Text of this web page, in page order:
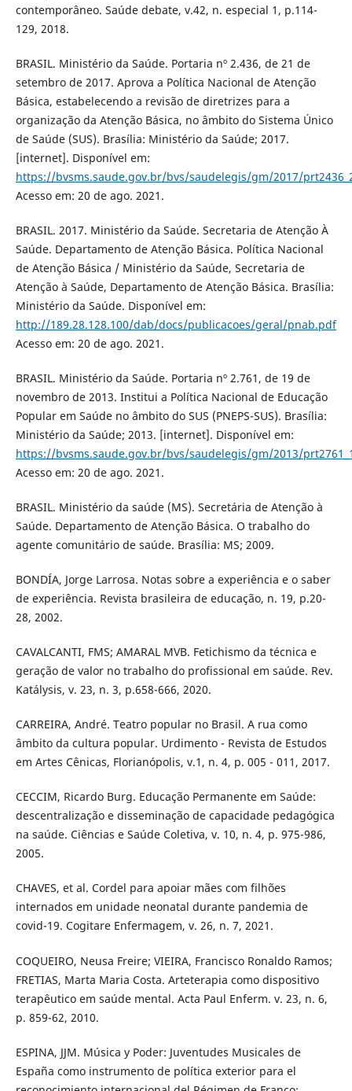
contemporâneo. Saúde debate, v.42, n. especial 1, p.114-
129, 2018.
BRASIL. Ministério da Saúde. Portaria nº 2.436, de 21 de
setembro de 2017. Aprova a Política Nacional de Atenção
Básica, estabelecendo a revisão de diretrizes para a
organização da Atenção Básica, no âmbito do Sistema Único
de Saúde (SUS). Brasília: Ministério da Saúde; 2017.
[internet]. Disponível em:
https://bvsms.saude.gov.br/bvs/saudelegis/gm/2017/
Acesso em: 20 de ago. 2021.
BRASIL. 2017. Ministério da Saúde. Secretaria de Atenção À
Saúde. Departamento de Atenção Básica. Política Nacional
de Atenção Básica / Ministério da Saúde, Secretaria de
Atenção à Saúde, Departamento de Atenção Básica. Brasília:
Ministério da Saúde. Disponível em:
http://189.28.128.100/dab/docs/publicacoes/geral/pnab.pdf
Acesso em: 20 de ago. 2021.
BRASIL. Ministério da Saúde. Portaria nº 2.761, de 19 de
novembro de 2013. Institui a Política Nacional de Educação
Popular em Saúde no âmbito do SUS (PNEPS-SUS). Brasília:
Ministério da Saúde; 2013. [internet]. Disponível em:
https://bvsms.saude.gov.br/bvs/saudelegis/gm/2013/
Acesso em: 20 de ago. 2021.
BRASIL. Ministério da saúde (MS). Secretária de Atenção à
Saúde. Departamento de Atenção Básica. O trabalho do
agente comunitário de saúde. Brasília: MS; 2009.
BONDÍA, Jorge Larrosa. Notas sobre a experiência e o saber
de experiência. Revista brasileira de educação, n. 19, p.20-
28, 2002.
CAVALCANTI, FMS; AMARAL MVB. Fetichismo da técnica e
geração de valor no trabalho do profissional em saúde. Rev.
Katálysis, v. 23, n. 3, p.658-666, 2020.
CARREIRA, André. Teatro popular no Brasil. A rua como
âmbito da cultura popular. Urdimento - Revista de Estudos
em Artes Cênicas, Florianópolis, v.1, n. 4, p. 005 - 011, 2017.
CECCIM, Ricardo Burg. Educação Permanente em Saúde:
descentralização e disseminação de capacidade pedagógica
na saúde. Ciências e Saúde Coletiva, v. 10, n. 4, p. 975-986,
2005.
CHAVES, et al. Cordel para apoiar mães com filhões
internados em unidade neonatal durante pandemia de
covid-19. Cogitare Enfermagem, v. 26, n. 7, 2021.
COQUEIRO, Neusa Freire; VIEIRA, Francisco Ronaldo Ramos;
FRETIAS, Marta Maria Costa. Arteterapia como dispositivo
terapêutico em saúde mental. Acta Paul Enferm. v. 23, n. 6,
p. 859-62, 2010.
ESPINA, JJM. Música y Poder: Juventudes Musicales de
España como instrumento de política exterior para el